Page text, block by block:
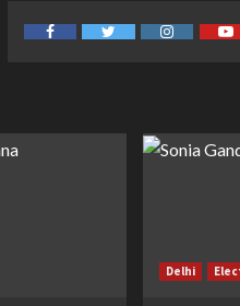
FacebookTwitter Instagram
Delhi